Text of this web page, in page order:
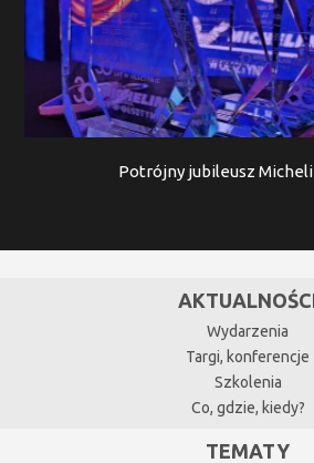
Potrójny jubileusz
Wydarzenia
Targi, konferencje
Szkolenia
Co, gdzie, kiedy?
TEMATY